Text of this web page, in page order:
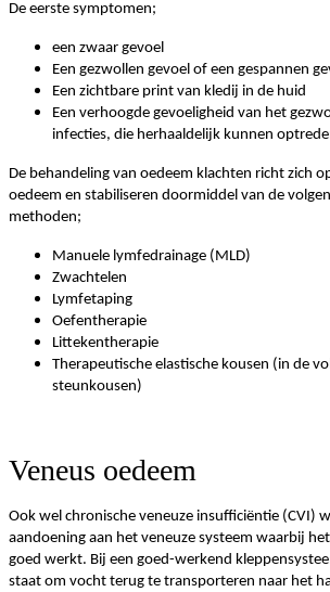
De eerste symptomen;
een zwaar gevoel
Een gezwollen gevoel of een gespannen
Een zichtbare print van kledij in de huid
Een verhoogde gevoeligheid van het
infecties, die herhaaldelijk kunnen
De behandeling van oedeem klachten richt zich
oedeem en stabiliseren doormiddel van de
methoden;
Manuele lymfedrainage (MLD)
Zwachtelen
Lymfetaping
Oefentherapie
Littekentherapie
Therapeutische elastische kousen (in de
steunkousen)
Veneus oedeem
Ook wel chronische veneuze insufficiëntie (CVI)
aandoening aan het veneuze systeem waarbij
goed werkt. Bij een goed-werkend
staat om vocht terug te transporteren naar het